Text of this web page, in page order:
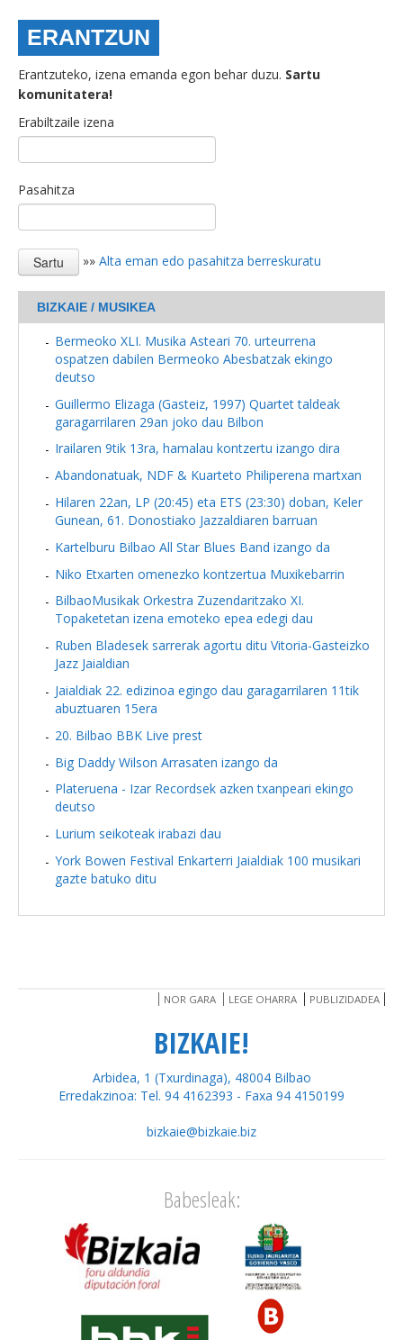
ERANTZUN
Erantzuteko, izena emanda egon behar duzu. Sartu
komunitatera!
Erabiltzaile izena
Pasahitza
»» Alta eman edo pasahitza berreskuratu
BIZKAIE / MUSIKEA
Bermeoko XLI. Musika Asteari 70. urteurrena
ospatzen dabilen Bermeoko Abesbatzak ekingo
deutso
Guillermo Elizaga (Gasteiz, 1997) Quartet taldeak
garagarrilaren 29an joko dau Bilbon
Irailaren 9tik 13ra, hamalau kontzertu izango dira
Abandonatuak, NDF & Kuarteto Philiperena martxan
Hilaren 22an, LP (20:45) eta ETS (23:30) doban, Keler
Gunean, 61. Donostiako Jazzaldiaren barruan
Kartelburu Bilbao All Star Blues Band izango da
Niko Etxarten omenezko kontzertua Muxikebarrin
BilbaoMusikak Orkestra Zuzendaritzako XI.
Topaketetan izena emoteko epea edegi dau
Ruben Bladesek sarrerak agortu ditu Vitoria-Gasteizko
Jazz Jaialdian
Jaialdiak 22. edizinoa egingo dau garagarrilaren 11tik
abuztuaren 15era
20. Bilbao BBK Live prest
Big Daddy Wilson Arrasaten izango da
Plateruena - Izar Recordsek azken txanpeari ekingo
deutso
Lurium seikoteak irabazi dau
York Bowen Festival Enkarterri Jaialdiak 100 musikari
gazte batuko ditu
NOR GARA LEGE OHARRA PUBLIZIDADEA
BIZKAIE!
Arbidea, 1 (Txurdinaga), 48004 Bilbao
Erredakzinoa: Tel. 94 4162393 - Faxa 94 4150199
bizkaie@bizkaie.biz
Babesleak: